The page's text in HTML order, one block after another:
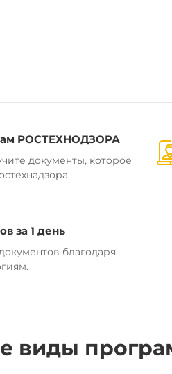
РОСТЕХНОДЗОРА
документы, которое
за 1 день
благодаря
виды